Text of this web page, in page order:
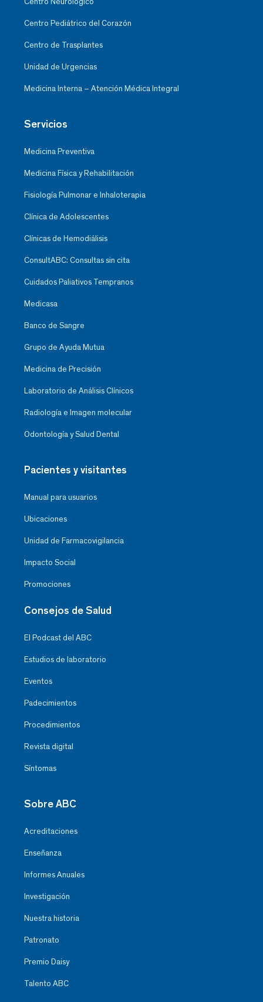
Centro Pediátrico del Corazón
Centro de Trasplantes
Unidad de Urgencias
Medicina Interna – Atención Médica Integral
Servicios
Medicina Preventiva
Medicina Física y Rehabilitación
Fisiología Pulmonar e Inhaloterapia
Clínica de Adolescentes
Clínicas de Hemodiálisis
ConsultABC: Consultas sin cita
Cuidados Paliativos Tempranos
Medicasa
Banco de Sangre
Grupo de Ayuda Mutua
Medicina de Precisión
Laboratorio de Análisis Clínicos
Radiología e Imagen molecular
Odontología y Salud Dental
Pacientes y visitantes
Manual para usuarios
Ubicaciones
Unidad de Farmacovigilancia
Impacto Social
Promociones
Consejos de Salud
El Podcast del ABC
Estudios de laboratorio
Eventos
Padecimientos
Procedimientos
Revista digital
Síntomas
Sobre ABC
Acreditaciones
Enseñanza
Informes Anuales
Investigación
Nuestra historia
Patronato
Premio Daisy
Talento ABC